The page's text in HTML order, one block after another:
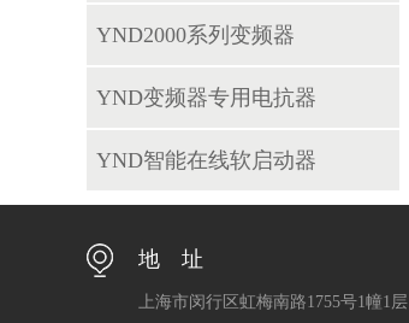
YND2000系列变频器
YND变频器专用电抗器
YND智能在线软启动器
地 址
上海市闵行区虹梅南路1755号1幢1层